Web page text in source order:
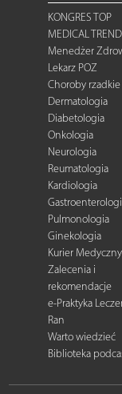
KONGRES TOP
MEDICAL
Menedżer
Lekarz POZ
Choroby rzadkie
Dermatologia
Diabetologia
Onkologia
Neurologia
Reumatologia
Kardiologia
Pulmonologia
Ginekologia
Kurier Medyczny
Zalecenia i
rekomendacje
e-Praktyka
Ran
Warto wiedzieć
Biblioteka